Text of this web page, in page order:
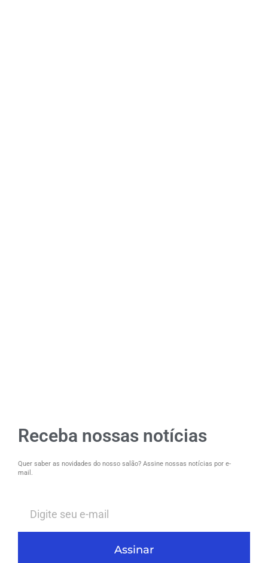
Receba nossas notícias
Quer saber as novidades do nosso salão? Assine nossas notícias por e-
mail.
Assinar